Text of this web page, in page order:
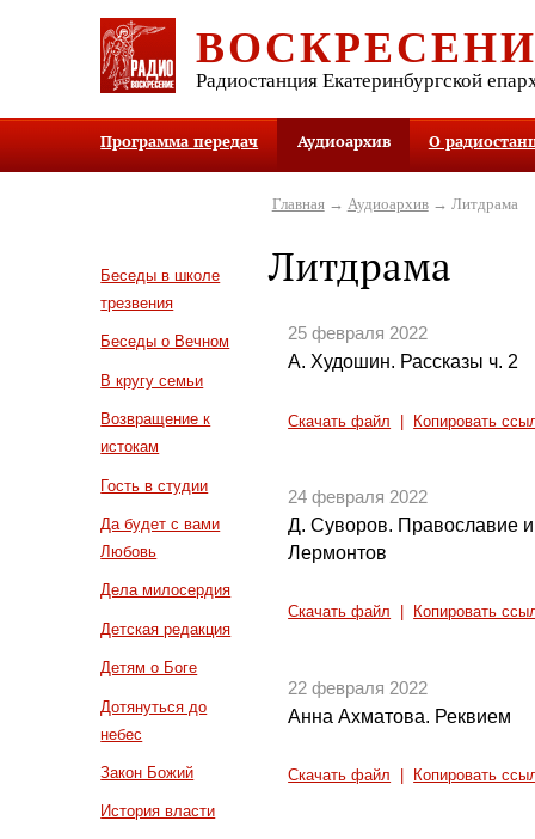
Радиостанция Екатеринбургской
Программа передач Аудиоархив О
Беседы в школе
трезвения
Беседы о Вечном
В кругу семьи
Возвращение к
истокам
Гость в студии
Да будет с вами
Любовь
Дела милосердия
Детская редакция
Детям о Боге
Дотянуться до
небес
Закон Божий
История власти
Главная→ Аудиоархив→ Литдрама
Литдрама
25 февраля 2022
А. Худошин. Рассказы ч. 2
Скачать файл Копировать
24 февраля 2022
Д. Суворов. Православие и
Лермонтов
Скачать файл Копировать
22 февраля 2022
Анна Ахматова. Реквием
Скачать файл Копировать